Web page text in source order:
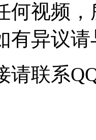
何视频
有异议
请联系